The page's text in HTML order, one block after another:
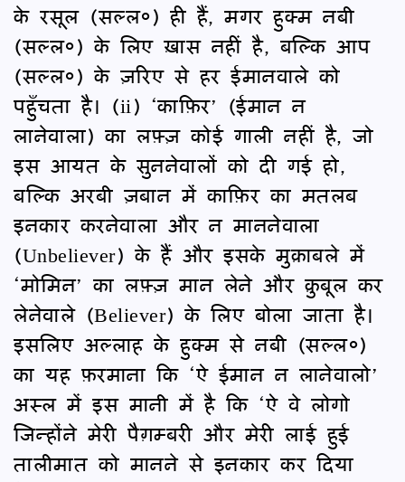
के रसूल (सल्ल०) ही हैं, मगर हुक्म नबी
(सल्ल०) के लिए ख़ास नहीं है, बल्कि आप
(सल्ल०) के ज़रिए से हर ईमानवाले को
पहुँचता है। (ii) ‘काफ़िर’ (ईमान न
लानेवाला) का लफ़्ज़ कोई गाली नहीं है, जो
इस आयत के सुननेवालों को दी गई हो,
बल्कि अरबी ज़बान में काफ़िर का मतलब
इनकार करनेवाला और न माननेवाला
(Unbeliever) के हैं और इसके मुक़ाबले में
‘मोमिन’ का लफ़्ज़ मान लेने और क़ुबूल कर
लेनेवाले (Believer) के लिए बोला जाता है।
इसलिए अल्लाह के हुक्म से नबी (सल्ल०)
का यह फ़रमाना कि ‘ऐ ईमान न लानेवालो’
अस्ल में इस मानी में है कि ‘ऐ वे लोगो
जिन्होंने मेरी पैग़म्बरी और मेरी लाई हुई
तालीमात को मानने से इनकार कर दिया